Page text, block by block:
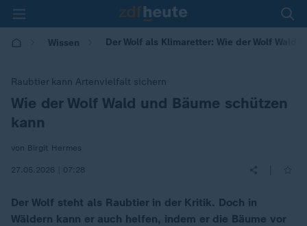
Wissen Der Wolf als Klimaretter: Wie der Wolf Wald
Raubtier kann Artenvielfalt sichern
:
Wie der Wolf Wald und Bäume schützen
kann
von Birgit Hermes
27.05.2026 | 07:28
Der Wolf steht als Raubtier in der Kritik. Doch in
Wäldern kann er auch helfen, indem er die Bäume vor